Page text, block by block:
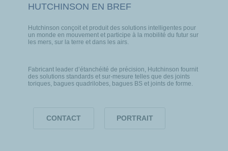
HUTCHINSON EN BREF
Hutchinson conçoit et produit des solutions intelligentes pour
un monde en mouvement et participe à la mobilité du futur sur
les mers, sur la terre et dans les airs.
Fabricant leader d’étanchéité de précision, Hutchinson fournit
des solutions standards et sur-mesure telles que des joints
toriques, bagues quadrilobes, bagues BS et joints de forme.
CONTACT PORTRAIT